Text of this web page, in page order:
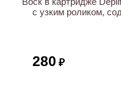
с узким роликом,
280 ₽